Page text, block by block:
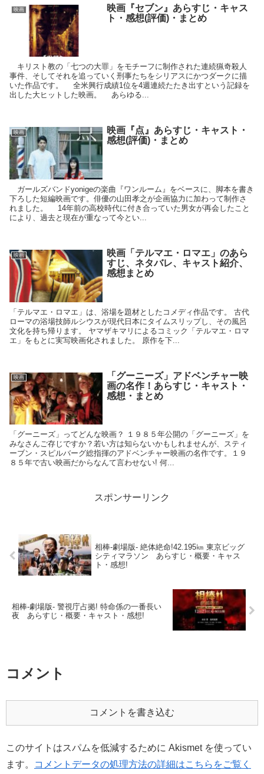
映画
映画『セブン』あらすじ・キャス
ト・感想(評価)・まとめ
キリスト教の「七つの大罪」をモチーフに制作された連続猟奇殺人
事件、そしてそれを追っていく刑事たちをシリアスにかつダークに描
いた作品です。 全米興行成績1位を4週連続たたき出すという記録を
出した大ヒットした映画。 あらゆる...
映画
映画『点』あらすじ・キャスト・
感想(評価)・まとめ
ガールズバンドyonigeの楽曲『ワンルーム』をベースに、脚本を書き
下ろした短編映画です。俳優の山田孝之が企画協力に加わって制作さ
れました。 14年前の高校時代に付き合っていた男女が再会したこと
により、過去と現在が重なって今とい...
映画
映画「テルマエ・ロマエ」のあら
すじ、ネタバレ、キャスト紹介、
感想まとめ
「テルマエ・ロマエ」は、浴場を題材としたコメディ作品です。 古代
ローマの浴場技師ルシウスが現代日本にタイムスリップし、その風呂
文化を持ち帰ります。 ヤマザキマリによるコミック「テルマエ・ロマ
エ」をもとに実写映画化されました。 原作を下...
映画
「グーニーズ」アドベンチャー映
画の名作！あらすじ・キャスト・
感想・まとめ
「グーニーズ」ってどんな映画？ １９８５年公開の「グーニーズ」を
みなさんご存じですか？若い方は知らないかもしれませんが、スティ
ーブン・スピルバーグ総指揮のアドベンチャー映画の名作です。１９
８５年で古い映画だからなんて言わせない! 何...
スポンサーリンク
相棒-劇場版- 絶体絶命!42.195㎞ 東京ビッグ
シティマラソン あらすじ・概要・キャス
ト・感想!
相棒-劇場版- 警視庁占拠! 特命係の一番長い
夜 あらすじ・概要・キャスト・感想!
コメント
コメントを書き込む
このサイトはスパムを低減するために Akismet を使ってい
ます。
コメントデータの処理方法の詳細はこちらをご覧く